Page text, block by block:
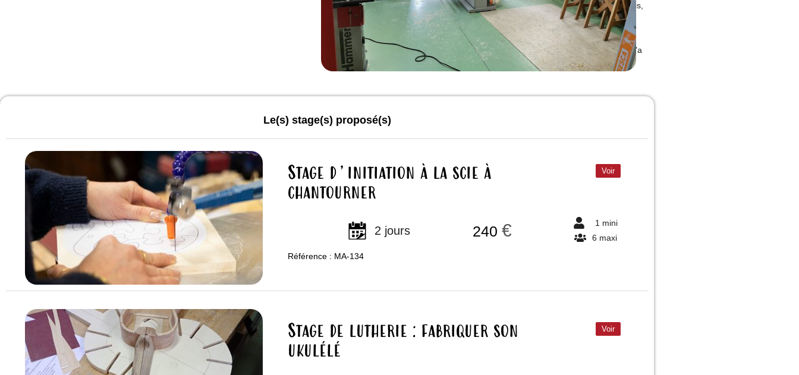
formations : établis traditionnels, machines combinées, scies à ruban, tours à bois,
machines électroportatives (défonceuse, scies circulaires, ponceuses à bandes,
orbitales…), ainsi qu’une large gamme d’outillage. L’équipe renouvelle et étoffe
régulièrement le parc machines dans une démarche d’amélioration continue, et l’a
encore renforcé en 2025.
Le(s) stage(s) proposé(s)
Stage d’initiation à la scie à
chantourner
Voir
2 jours 240€
1 mini
6 maxi
Référence : MA-134
Stage de lutherie : fabriquer son
ukulélé
Voir